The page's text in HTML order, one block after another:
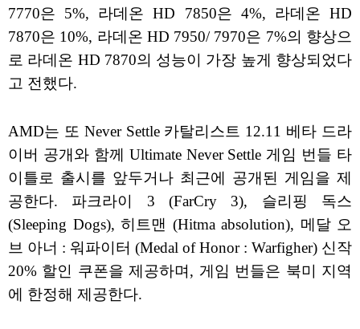
7770은 5%, 라데온 HD 7850은 4%, 라데온 HD
7870은 10%, 라데온 HD 7950/ 7970은 7%의 향상으
로 라데온 HD 7870의 성능이 가장 높게 향상되었다
고 전했다.
AMD는 또 Never Settle 카탈리스트 12.11 베타 드라
이버 공개와 함께 Ultimate Never Settle 게임 번들 타
이틀로 출시를 앞두거나 최근에 공개된 게임을 제
공한다. 파크라이 3 (FarCry 3), 슬리핑 독스
(Sleeping Dogs), 히트맨 (Hitma absolution), 메달 오
브 아너 : 워파이터 (Medal of Honor : Warfigher) 신작
20% 할인 쿠폰을 제공하며, 게임 번들은 북미 지역
에 한정해 제공한다.